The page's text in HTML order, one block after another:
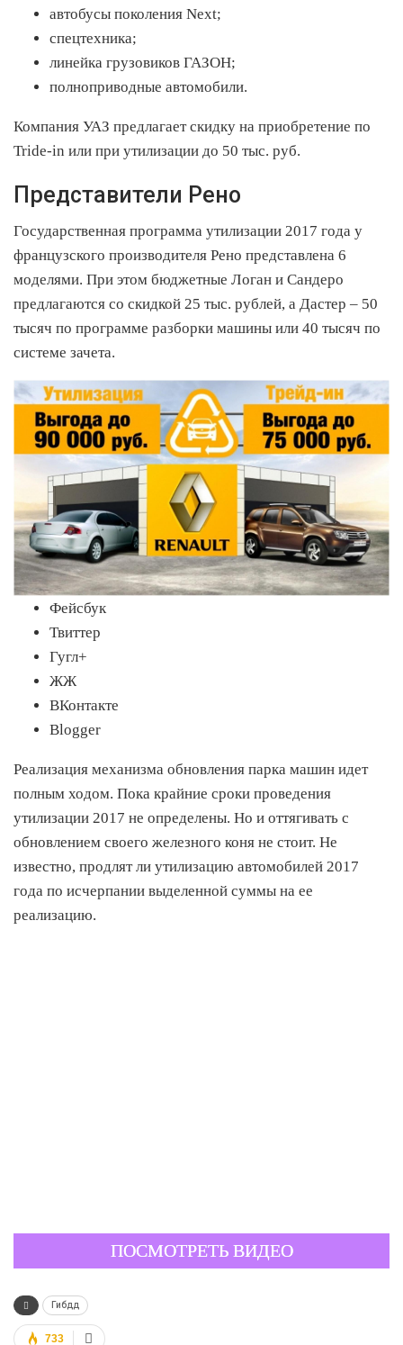
автобусы поколения Next;
спецтехника;
линейка грузовиков ГАЗОН;
полноприводные автомобили.
Компания УАЗ предлагает скидку на приобретение по
Tride-in или при утилизации до 50 тыс. руб.
Представители Рено
Государственная программа утилизации 2017 года у
французского производителя Рено представлена 6
моделями. При этом бюджетные Логан и Сандеро
предлагаются со скидкой 25 тыс. рублей, а Дастер – 50
тысяч по программе разборки машины или 40 тысяч по
системе зачета.
Фейсбук
Твиттер
Гугл+
ЖЖ
ВКонтакте
Blogger
Реализация механизма обновления парка машин идет
полным ходом. Пока крайние сроки проведения
утилизации 2017 не определены. Но и оттягивать с
обновлением своего железного коня не стоит. Не
известно, продлят ли утилизацию автомобилей 2017
года по исчерпании выделенной суммы на ее
реализацию.
ПОСМОТРЕТЬ ВИДЕО
Гибдд
733